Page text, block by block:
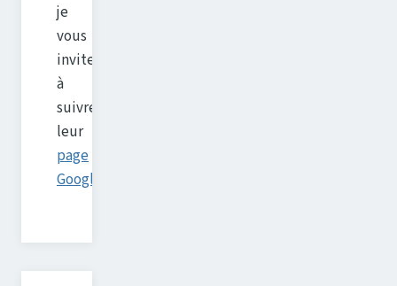
je
vous
invite
à
suivre
leur
page
Google+